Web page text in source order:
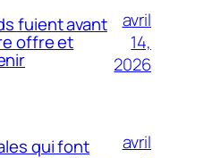
fuient avant
offre et
avril
14,
2026
qui font
avril